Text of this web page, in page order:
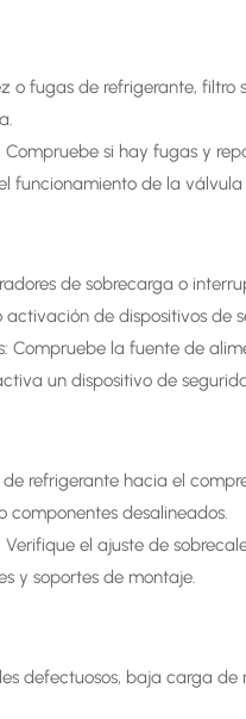
o fugas de refrigerante,
si hay fugas y
funcionamiento de la válvula
de sobrecarga o
de dispositivos de
Compruebe la fuente de
un dispositivo de
de refrigerante hacia el
componentes desalineados.
Verifique el ajuste de
y soportes de montaje.
defectuosos, baja carga